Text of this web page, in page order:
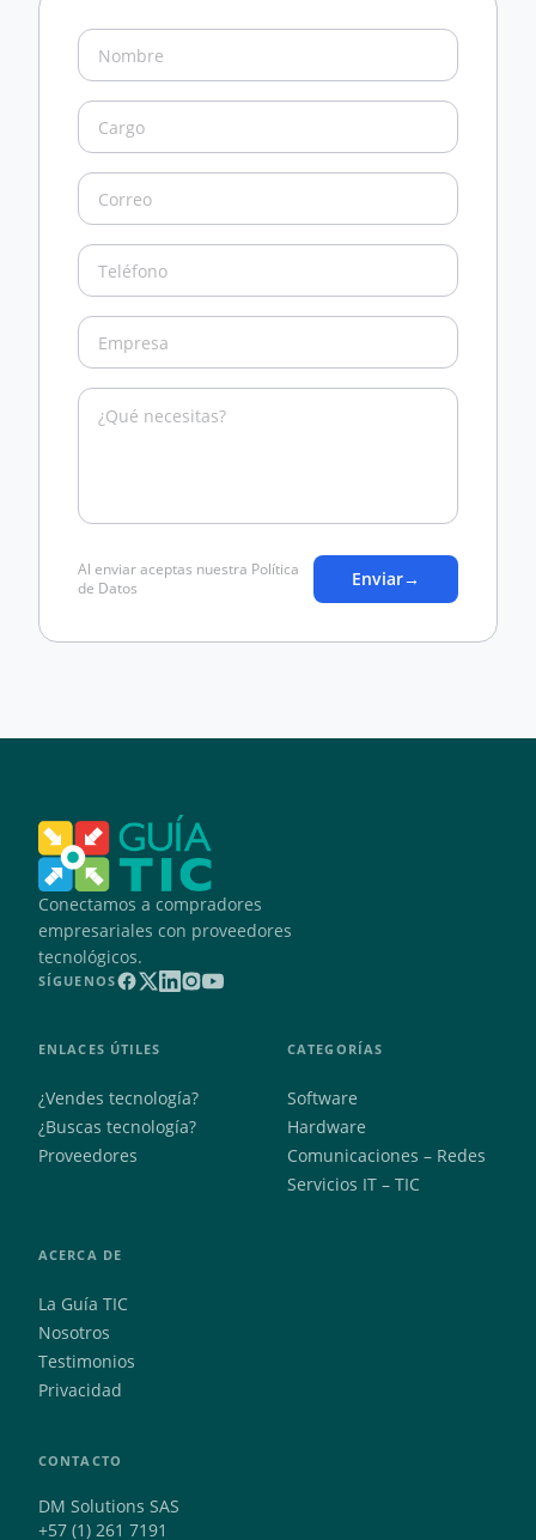
Al enviar aceptas nuestra Política
de Datos
Enviar→
Conectamos a compradores
empresariales con proveedores
tecnológicos.
SÍGUENOS
ENLACES ÚTILES
¿Vendes tecnología?
¿Buscas tecnología?
Proveedores
CATEGORÍAS
Software
Hardware
Comunicaciones – Redes
Servicios IT – TIC
ACERCA DE
La Guía TIC
Nosotros
Testimonios
Privacidad
CONTACTO
DM Solutions SAS
+57 (1) 261 7191